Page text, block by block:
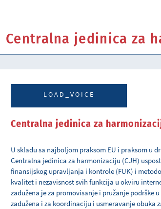
Centralna jedinica za
LOAD_VOICE
Centralna jedinica za
U skladu sa najboljom praksom EU i praksom u
Centralna jedinica za harmonizaciju (CJH)
finansijskog upravljanja i kontrole (FUK) i
kvalitet i nezavisnost svih funkcija u okviru
zadužena je za promovisanje i pružanje podrške
zadužena i za koordinaciju i usmeravanje obuka